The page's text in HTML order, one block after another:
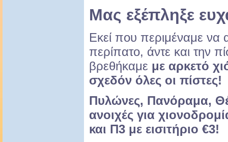
Μας εξέπληξε
Εκεί που περιμέναμε να
περίπατο, άντε και την
βρεθήκαμε με αρκετό
σχεδόν όλες οι πίστες!
Πυλώνες, Πανόραμα,
ανοιχές για
και Π3 με εισιτήριο €3!